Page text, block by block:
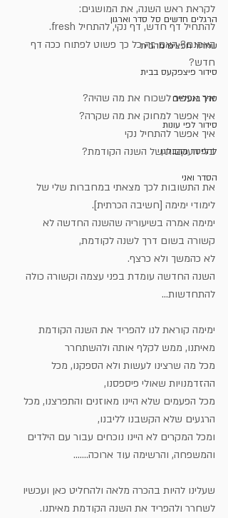
הרגלים חדשים סל סדר וארגון
שחרור חפצים מהבית
סידור פיצפקעס בבית
סדר בנעליים
סידור לפי עונות
להפטר מהבלגן
הסדר ואני
לקראת ראש השנה, את המושגים:
להתחיל דף חדש, דף נקי, להתחיל fresh.
האמנם? האם זה כל כך פשוט לפתוח ככה דף
חדש?
איך אפשר לשכוח את מה שהיה?
איך אפשר למחוק את מה שקרה?
איך אפשר להתחיל נקי
בלי העקבות של השנה הקודמת?
את התשובות לכך מצאתי במחברות שלי של
לימודי ימימה [חשיבה הכרתית].
ימימה אמרה בשיעוריה שהשנה החדשה לא
קשורה בשום דרך לשנה לקודמת,
לא כהמשך ולא כרצף.
השנה החדשה עומדת בפני עצמה וקשורה כולה
להתחדשות…
ימימה קוראת לנו להפריד את השנה הקודמת
מאיתנו, ממש לקלף אותה ולהשתחרר
מכל מה שרצינו לעשות ולא הספקנו, מכל
ההזדמנויות שאולי פיספסנו,
מכל הפעמים שלא היינו מאוזנים והתפרצנו, מכל
הרגעים שלא הקשבנו לליבנו,
ומכל המקרים לא היינו נוכחים עבור עם הילדים
והמשפחה, והרשימה עוד ארוכה.......
שעלינו להיות בהכרה מלאה ולהחליט כאן ועכשיו
לשחרר ולהפריד את השנה הקודמת מאיתנו.